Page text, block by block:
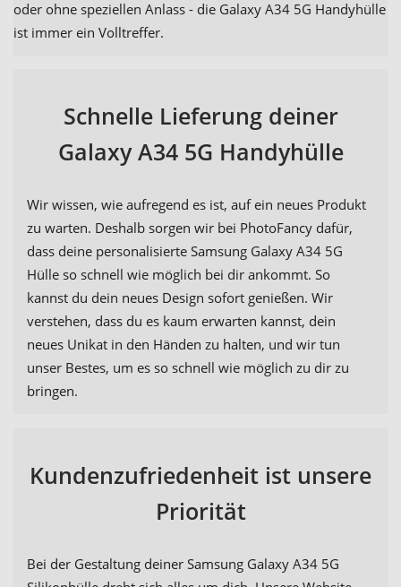
oder ohne speziellen Anlass - die Galaxy A34 5G Handyhülle
ist immer ein Volltreffer.
Schnelle Lieferung deiner
Galaxy A34 5G Handyhülle
Wir wissen, wie aufregend es ist, auf ein neues Produkt
zu warten. Deshalb sorgen wir bei PhotoFancy dafür,
dass deine personalisierte Samsung Galaxy A34 5G
Hülle so schnell wie möglich bei dir ankommt. So
kannst du dein neues Design sofort genießen. Wir
verstehen, dass du es kaum erwarten kannst, dein
neues Unikat in den Händen zu halten, und wir tun
unser Bestes, um es so schnell wie möglich zu dir zu
bringen.
Kundenzufriedenheit ist unsere
Priorität
Bei der Gestaltung deiner Samsung Galaxy A34 5G